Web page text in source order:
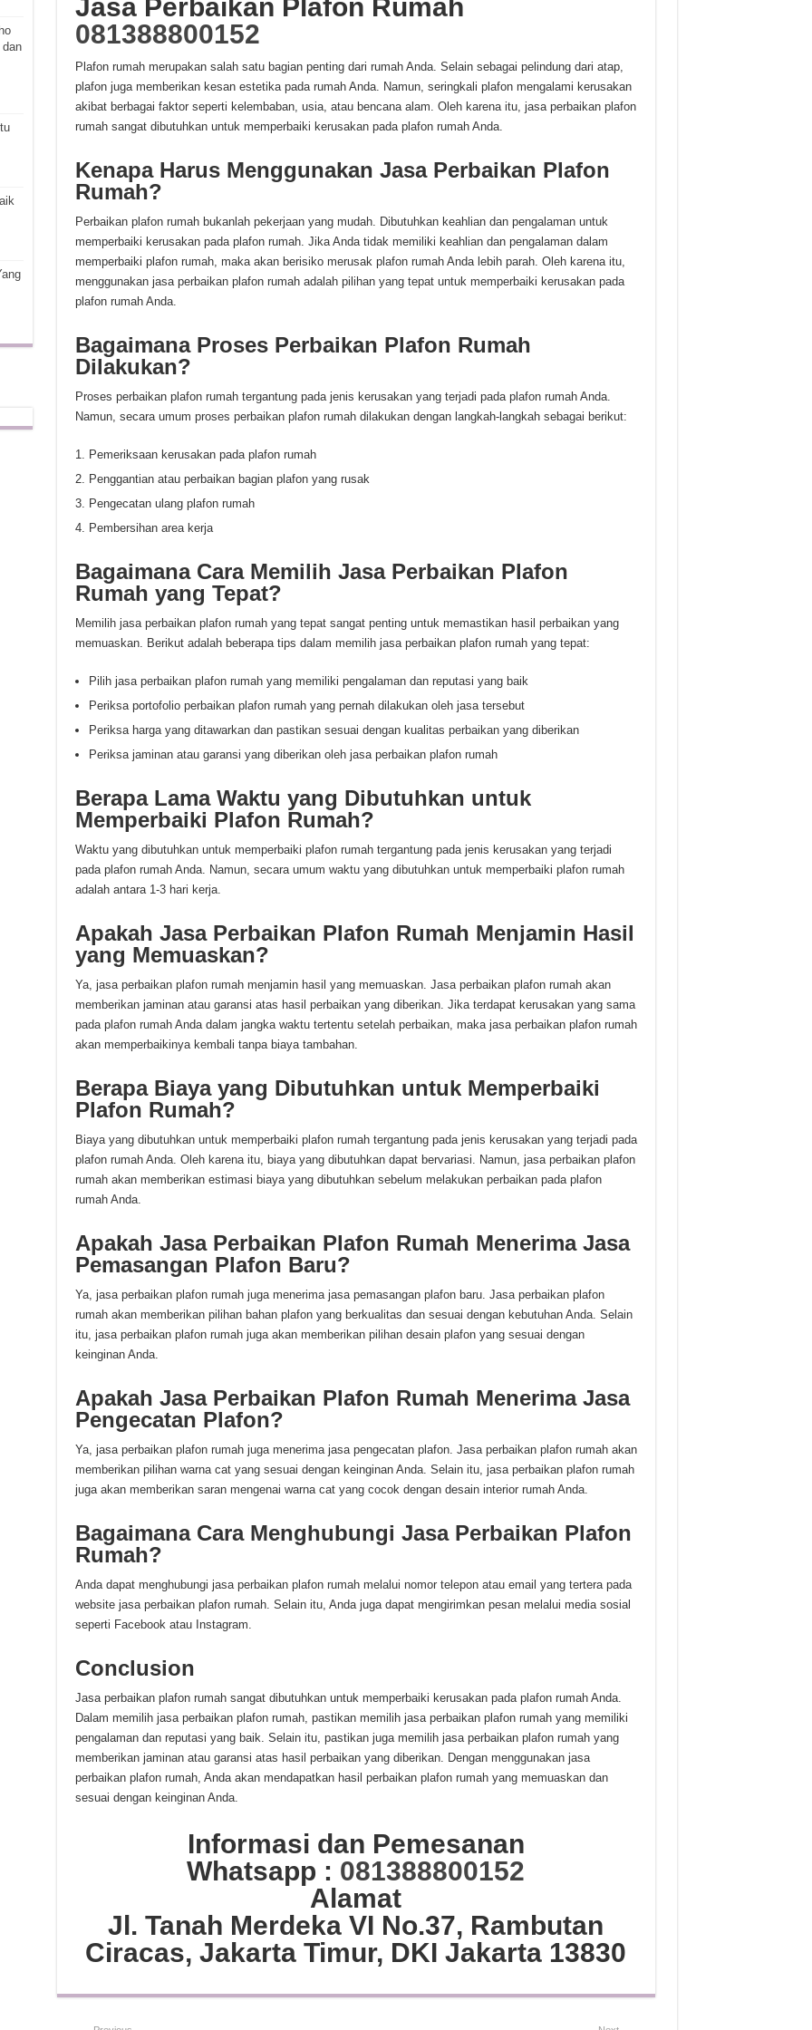
Jasa Perbaikan Plafon Rumah
081388800152
Plafon rumah merupakan salah satu bagian penting dari rumah Anda. Selain sebagai pelindung dari atap,
plafon juga memberikan kesan estetika pada rumah Anda. Namun, seringkali plafon mengalami kerusakan
akibat berbagai faktor seperti kelembaban, usia, atau bencana alam. Oleh karena itu, jasa perbaikan plafon
rumah sangat dibutuhkan untuk memperbaiki kerusakan pada plafon rumah Anda.
Kenapa Harus Menggunakan Jasa Perbaikan Plafon
Rumah?
Perbaikan plafon rumah bukanlah pekerjaan yang mudah. Dibutuhkan keahlian dan pengalaman untuk
memperbaiki kerusakan pada plafon rumah. Jika Anda tidak memiliki keahlian dan pengalaman dalam
memperbaiki plafon rumah, maka akan berisiko merusak plafon rumah Anda lebih parah. Oleh karena itu,
menggunakan jasa perbaikan plafon rumah adalah pilihan yang tepat untuk memperbaiki kerusakan pada
plafon rumah Anda.
Bagaimana Proses Perbaikan Plafon Rumah
Dilakukan?
Proses perbaikan plafon rumah tergantung pada jenis kerusakan yang terjadi pada plafon rumah Anda.
Namun, secara umum proses perbaikan plafon rumah dilakukan dengan langkah-langkah sebagai berikut:
Pemeriksaan kerusakan pada plafon rumah
Penggantian atau perbaikan bagian plafon yang rusak
Pengecatan ulang plafon rumah
Pembersihan area kerja
Bagaimana Cara Memilih Jasa Perbaikan Plafon
Rumah yang Tepat?
Memilih jasa perbaikan plafon rumah yang tepat sangat penting untuk memastikan hasil perbaikan yang
memuaskan. Berikut adalah beberapa tips dalam memilih jasa perbaikan plafon rumah yang tepat:
Pilih jasa perbaikan plafon rumah yang memiliki pengalaman dan reputasi yang baik
Periksa portofolio perbaikan plafon rumah yang pernah dilakukan oleh jasa tersebut
Periksa harga yang ditawarkan dan pastikan sesuai dengan kualitas perbaikan yang diberikan
Periksa jaminan atau garansi yang diberikan oleh jasa perbaikan plafon rumah
Berapa Lama Waktu yang Dibutuhkan untuk
Memperbaiki Plafon Rumah?
Waktu yang dibutuhkan untuk memperbaiki plafon rumah tergantung pada jenis kerusakan yang terjadi
pada plafon rumah Anda. Namun, secara umum waktu yang dibutuhkan untuk memperbaiki plafon rumah
adalah antara 1-3 hari kerja.
Apakah Jasa Perbaikan Plafon Rumah Menjamin Hasil
yang Memuaskan?
Ya, jasa perbaikan plafon rumah menjamin hasil yang memuaskan. Jasa perbaikan plafon rumah akan
memberikan jaminan atau garansi atas hasil perbaikan yang diberikan. Jika terdapat kerusakan yang sama
pada plafon rumah Anda dalam jangka waktu tertentu setelah perbaikan, maka jasa perbaikan plafon rumah
akan memperbaikinya kembali tanpa biaya tambahan.
Berapa Biaya yang Dibutuhkan untuk Memperbaiki
Plafon Rumah?
Biaya yang dibutuhkan untuk memperbaiki plafon rumah tergantung pada jenis kerusakan yang terjadi pada
plafon rumah Anda. Oleh karena itu, biaya yang dibutuhkan dapat bervariasi. Namun, jasa perbaikan plafon
rumah akan memberikan estimasi biaya yang dibutuhkan sebelum melakukan perbaikan pada plafon
rumah Anda.
Apakah Jasa Perbaikan Plafon Rumah Menerima Jasa
Pemasangan Plafon Baru?
Ya, jasa perbaikan plafon rumah juga menerima jasa pemasangan plafon baru. Jasa perbaikan plafon
rumah akan memberikan pilihan bahan plafon yang berkualitas dan sesuai dengan kebutuhan Anda. Selain
itu, jasa perbaikan plafon rumah juga akan memberikan pilihan desain plafon yang sesuai dengan
keinginan Anda.
Apakah Jasa Perbaikan Plafon Rumah Menerima Jasa
Pengecatan Plafon?
Ya, jasa perbaikan plafon rumah juga menerima jasa pengecatan plafon. Jasa perbaikan plafon rumah akan
memberikan pilihan warna cat yang sesuai dengan keinginan Anda. Selain itu, jasa perbaikan plafon rumah
juga akan memberikan saran mengenai warna cat yang cocok dengan desain interior rumah Anda.
Bagaimana Cara Menghubungi Jasa Perbaikan Plafon
Rumah?
Anda dapat menghubungi jasa perbaikan plafon rumah melalui nomor telepon atau email yang tertera pada
website jasa perbaikan plafon rumah. Selain itu, Anda juga dapat mengirimkan pesan melalui media sosial
seperti Facebook atau Instagram.
Conclusion
Jasa perbaikan plafon rumah sangat dibutuhkan untuk memperbaiki kerusakan pada plafon rumah Anda.
Dalam memilih jasa perbaikan plafon rumah, pastikan memilih jasa perbaikan plafon rumah yang memiliki
pengalaman dan reputasi yang baik. Selain itu, pastikan juga memilih jasa perbaikan plafon rumah yang
memberikan jaminan atau garansi atas hasil perbaikan yang diberikan. Dengan menggunakan jasa
perbaikan plafon rumah, Anda akan mendapatkan hasil perbaikan plafon rumah yang memuaskan dan
sesuai dengan keinginan Anda.
Informasi dan Pemesanan
Whatsapp : 081388800152
Alamat
Jl. Tanah Merdeka VI No.37, Rambutan
Ciracas, Jakarta Timur, DKI Jakarta 13830